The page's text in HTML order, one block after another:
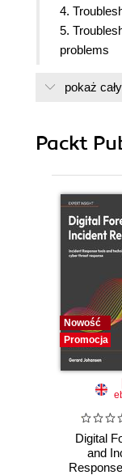
4.
5.
problems
7.
pokaż
Packt
Nowość
Promocja
Digital
and